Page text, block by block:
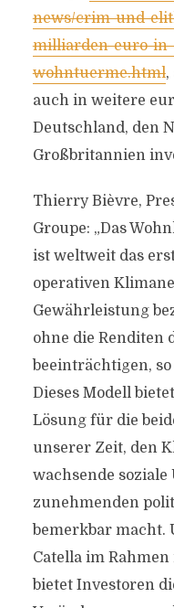
news/crim-und-
milliarden-euro-
wohntuerme.html,
auch in weitere
Deutschland, den
Großbritannien
Thierry Bièvre,
Groupe: „Das
ist weltweit das
operativen
Gewährleistung
ohne die Renditen
beeinträchtigen,
Dieses Modell
Lösung für die
unserer Zeit, den
wachsende
zunehmenden
bemerkbar macht.
Catella im
bietet Investoren